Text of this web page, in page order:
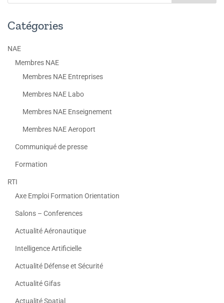
Catégories
NAE
Membres NAE
Membres NAE Entreprises
Membres NAE Labo
Membres NAE Enseignement
Membres NAE Aeroport
Communiqué de presse
Formation
RTI
Axe Emploi Formation Orientation
Salons – Conferences
Actualité Aéronautique
Intelligence Artificielle
Actualité Défense et Sécurité
Actualité Gifas
Actualité Spatial